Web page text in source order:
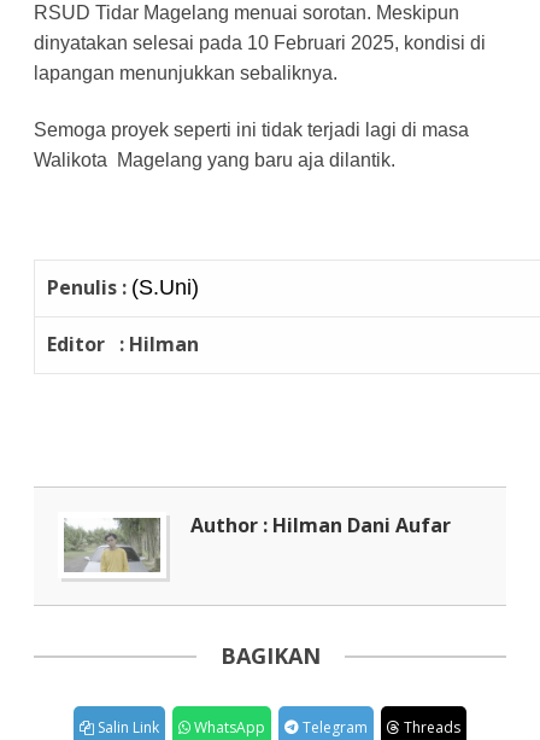
RSUD Tidar Magelang menuai sorotan. Meskipun
dinyatakan selesai pada 10 Februari 2025, kondisi di
lapangan menunjukkan sebaliknya.
Semoga proyek seperti ini tidak terjadi lagi di masa
Walikota Magelang yang baru aja dilantik.
Penulis : (S.Uni)
Editor : Hilman
Author : Hilman Dani Aufar
BAGIKAN
Salin Link WhatsApp Telegram Threads